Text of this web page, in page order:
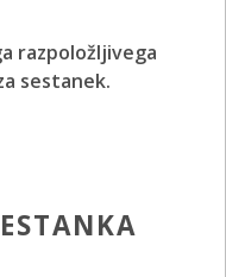
razpoložljivega
sestanek.